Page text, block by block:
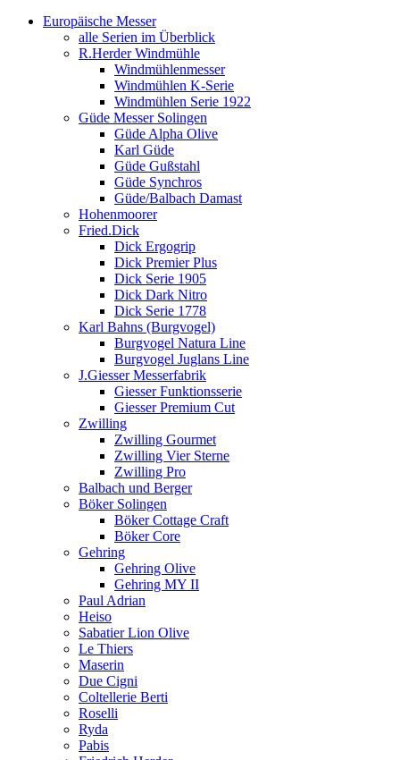
Europäische Messer
alle Serien im Überblick
R.Herder Windmühle
Windmühlenmesser
Windmühlen K-Serie
Windmühlen Serie 1922
Güde Messer Solingen
Güde Alpha Olive
Karl Güde
Güde Gußstahl
Güde Synchros
Güde/Balbach Damast
Hohenmoorer
Fried.Dick
Dick Ergogrip
Dick Premier Plus
Dick Serie 1905
Dick Dark Nitro
Dick Serie 1778
Karl Bahns (Burgvogel)
Burgvogel Natura Line
Burgvogel Juglans Line
J.Giesser Messerfabrik
Giesser Funktionsserie
Giesser Premium Cut
Zwilling
Zwilling Gourmet
Zwilling Vier Sterne
Zwilling Pro
Balbach und Berger
Böker Solingen
Böker Cottage Craft
Böker Core
Gehring
Gehring Olive
Gehring MY II
Paul Adrian
Heiso
Sabatier Lion Olive
Le Thiers
Maserin
Due Cigni
Coltellerie Berti
Roselli
Ryda
Pabis